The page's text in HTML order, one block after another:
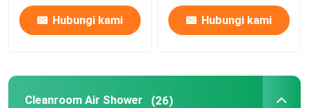
Hubungi kami Hubungi kami
Cleanroom Air Shower (26)